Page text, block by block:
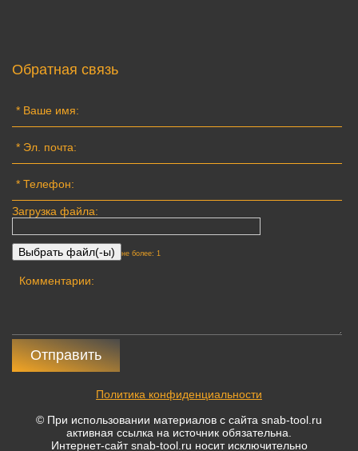
Обратная связь
Загрузка файла:
не более: 1
Отправить
Политика конфиденциальности
© При использовании материалов с сайта snab-tool.ru
активная ссылка на источник обязательна.
Интернет-сайт snab-tool.ru носит исключительно